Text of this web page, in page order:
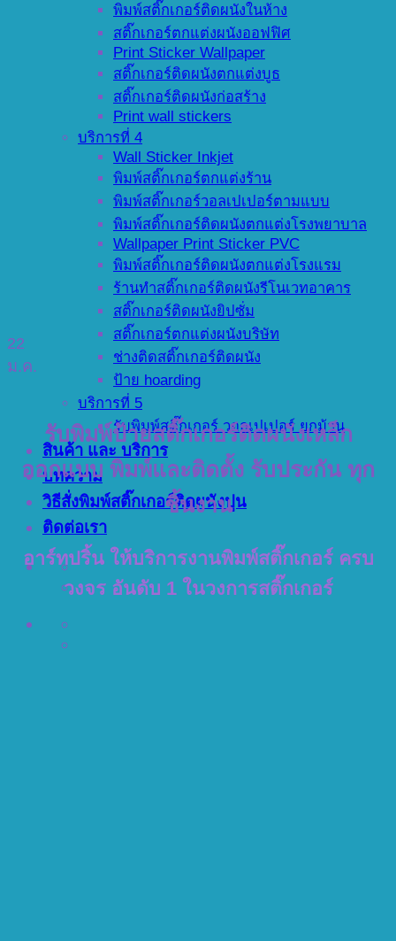
พิมพ์สติ๊กเกอร์ติดผนังในห้าง
สติ๊กเกอร์ตกแต่งผนังออฟฟิศ
Print Sticker Wallpaper
สติ๊กเกอร์ติดผนังตกแต่งบูธ
สติ๊กเกอร์ติดผนังก่อสร้าง
Print wall stickers
บริการที่ 4
Wall Sticker Inkjet
พิมพ์สติ๊กเกอร์ตกแต่งร้าน
พิมพ์สติ๊กเกอร์วอลเปเปอร์ตามแบบ
พิมพ์สติ๊กเกอร์ติดผนังตกแต่งโรงพยาบาล
Wallpaper Print Sticker PVC
พิมพ์สติ๊กเกอร์ติดผนังตกแต่งโรงแรม
ร้านทำสติ๊กเกอร์ติดผนังรีโนเวทอาคาร
สติ๊กเกอร์ติดผนังยิปซั่ม
สติ๊กเกอร์ตกแต่งผนังบริษัท
ช่างติดสติ๊กเกอร์ติดผนัง
ป้าย hoarding
บริการที่ 5
รับพิมพ์สติ๊กเกอร์ วอลเปเปอร์ ยกม้วน
สินค้า และ บริการ
บทความ
วิธีสั่งพิมพ์สติ๊กเกอร์ติดผนังปูน
ติดต่อเรา
22
ม.ค.
รับพิมพ์ป้ายสติ๊กเกอร์ติดผนังเหล็ก
ออกแบบ พิมพ์และติดตั้ง รับประกัน ทุก
ชิ้นงาน
อาร์ทปริ้น ให้บริการงานพิมพ์สติ๊กเกอร์ ครบ
วงจร อันดับ 1 ในวงการสติ๊กเกอร์